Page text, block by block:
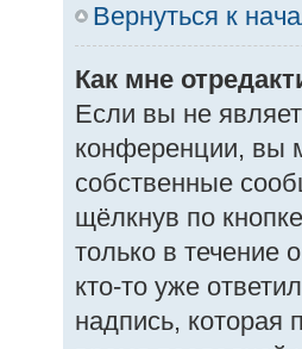
Вернуться к
Как мне
Если вы не
конференции, вы
собственные
щёлкнув по
только в течение
кто-то уже
надпись, которая